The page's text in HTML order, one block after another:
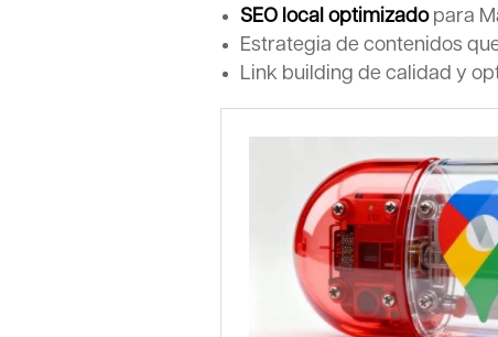
SEO local optimizadopara
Estrategia de contenidos
Link building de calidad y